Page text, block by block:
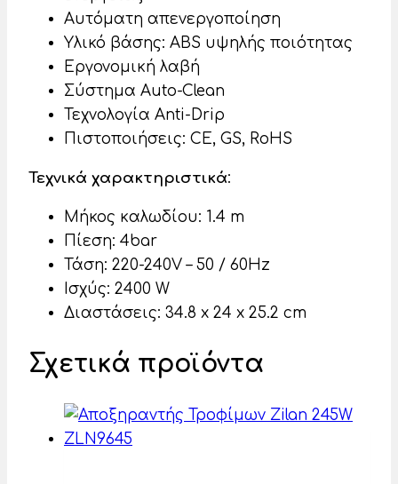
Αυτόματη απενεργοποίηση
Υλικό βάσης: ABS υψηλής ποιότητας
Εργονομική λαβή
Σύστημα Auto-Clean
Τεχνολογία Anti-Drip
Πιστοποιήσεις: CE, GS, RoHS
Τεχνικά χαρακτηριστικά:
Μήκος καλωδίου: 1.4 m
Πίεση: 4bar
Τάση: 220-240V – 50 / 60Hz
Ισχύς: 2400 W
Διαστάσεις: 34.8 x 24 x 25.2 cm
Σχετικά προϊόντα